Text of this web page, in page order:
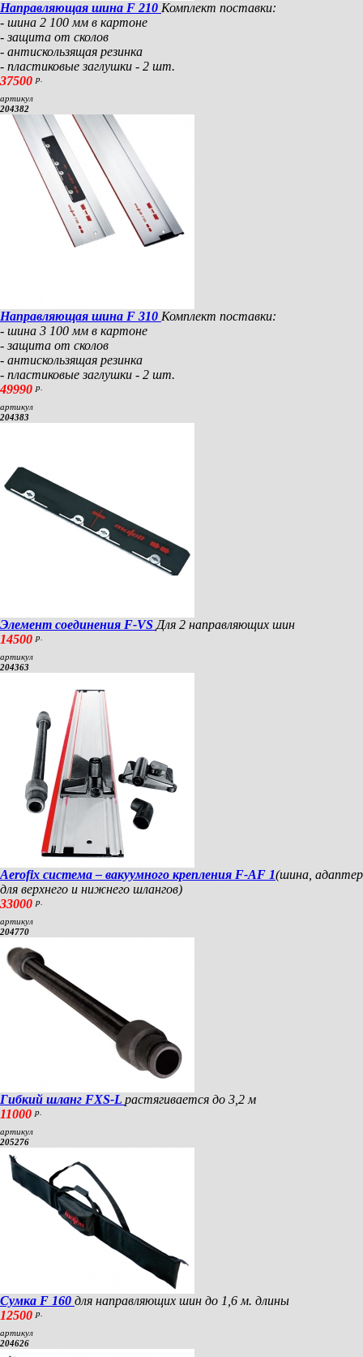
Направляющая шина F 210 Комплект поставки:
- шина 2 100 мм в картоне
- защита от сколов
- антискользящая резинка
- пластиковые заглушки - 2 шт.
37500 р.
артикул
204382
Направляющая шина F 310 Комплект поставки:
- шина 3 100 мм в картоне
- защита от сколов
- антискользящая резинка
- пластиковые заглушки - 2 шт.
49990 р.
артикул
204383
Элемент соединения F-VS Для 2 направляющих шин
14500 р.
артикул
204363
Aerofix система – вакуумного крепления F-AF 1(шина, адаптер
для верхнего и нижнего шлангов)
33000 р.
артикул
204770
Гибкий шланг FXS-L растягивается до 3,2 м
11000 р.
артикул
205276
Сумка F 160 для направляющих шин до 1,6 м. длины
12500 р.
артикул
204626